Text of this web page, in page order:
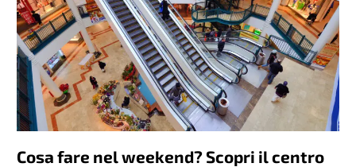
Cosa fare nel weekend? Scopri il centro